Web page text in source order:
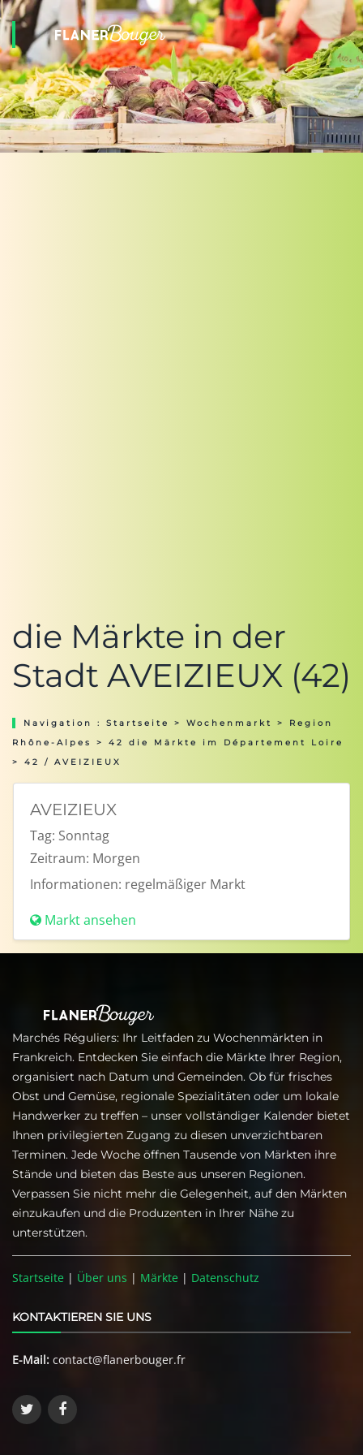
die Märkte in der
Stadt AVEIZIEUX (42)
Navigation : Startseite > Wochenmarkt > Region
Rhône-Alpes
> 42 die Märkte im Département Loire
> 42 / AVEIZIEUX
AVEIZIEUX
Tag: Sonntag
Zeitraum: Morgen
Informationen: regelmäßiger Markt
Markt ansehen
Marchés Réguliers: Ihr Leitfaden zu Wochenmärkten in
Frankreich. Entdecken Sie einfach die Märkte Ihrer Region,
organisiert nach Datum und Gemeinden. Ob für frisches
Obst und Gemüse, regionale Spezialitäten oder um lokale
Handwerker zu treffen – unser vollständiger Kalender bietet
Ihnen privilegierten Zugang zu diesen unverzichtbaren
Terminen. Jede Woche öffnen Tausende von Märkten ihre
Stände und bieten das Beste aus unseren Regionen.
Verpassen Sie nicht mehr die Gelegenheit, auf den Märkten
einzukaufen und die Produzenten in Ihrer Nähe zu
unterstützen.
Startseite | Über uns | Märkte | Datenschutz
KONTAKTIEREN SIE UNS
E-Mail: contact@flanerbouger.fr